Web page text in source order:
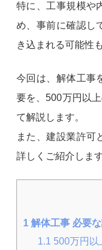
特に、工事規模や
め、事前に確認し
き込まれる可能性
今回は、解体工事
要を、500万円以
て解説します。
また、建設業許可
詳しくご紹介します
1解体工事 必要
1.1 500万円以